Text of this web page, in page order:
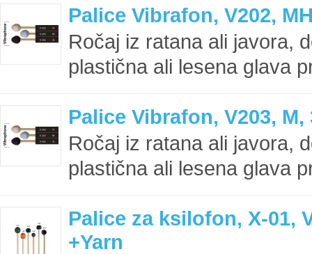
Palice Vibrafon, V202,
Ročaj iz ratana ali javora,
plastična ali lesena glava
Palice Vibrafon, V203, M,
Ročaj iz ratana ali javora,
plastična ali lesena glava
Palice za ksilofon, X-01,
+Yarn